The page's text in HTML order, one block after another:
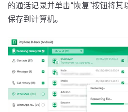
的通话记录并单击“恢复”按钮将
保存到计算机。